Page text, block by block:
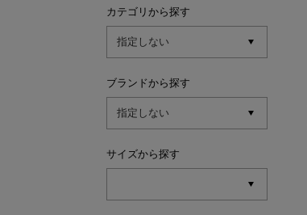
カテゴリから探す
ブランドから探す
サイズから探す